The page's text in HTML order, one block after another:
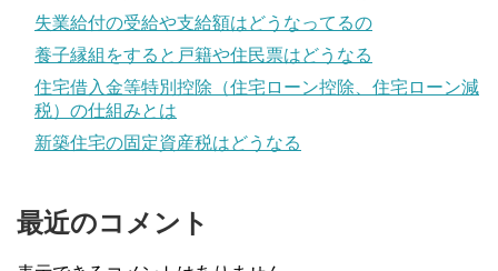
失業給付の受給や支給額はどうなってるの
養子縁組をすると戸籍や住民票はどうなる
住宅借入金等特別控除（住宅ローン控除、住宅ローン減
税）の仕組みとは
新築住宅の固定資産税はどうなる
最近のコメント